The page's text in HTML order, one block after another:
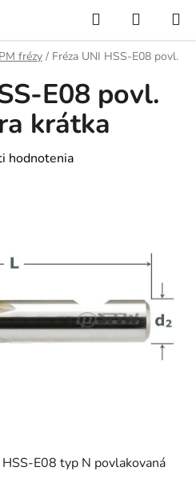
Hľadať
KOŠÍK
frézy / Fréza UNI HSS-E08 povl.
E08 typ N povlakovaná
E08 povl.
krátka
hodnotenia